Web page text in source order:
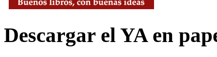
Descargar el YA en